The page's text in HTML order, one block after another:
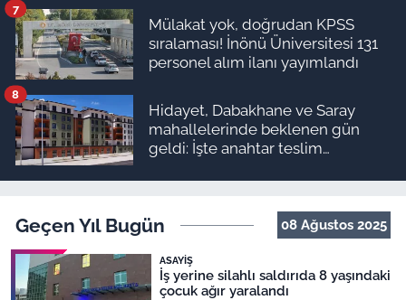
Mülakat yok, doğrudan KPSS
sıralaması! İnönü Üniversitesi 131
personel alım ilanı yayımlandı
7
Hidayet, Dabakhane ve Saray
mahallelerinde beklenen gün
geldi: İşte anahtar teslim
8
Geçen Yıl Bugün 08 Ağustos 2025
ASAYIŞ
İş yerine silahlı saldırıda 8 yaşındaki
çocuk ağır yaralandı